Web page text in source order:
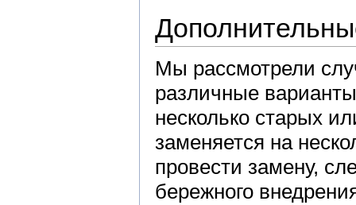
Мы рассмотрели
различные
несколько старых
заменяется на
провести замену,
бережного